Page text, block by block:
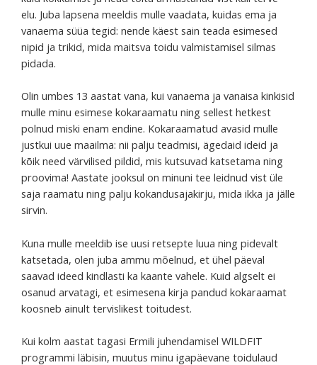
elu. Juba lapsena meeldis mulle vaadata, kuidas ema ja
vanaema süüa tegid: nende käest sain teada esimesed
nipid ja trikid, mida maitsva toidu valmistamisel silmas
pidada.
Olin umbes 13 aastat vana, kui vanaema ja vanaisa kinkisid
mulle minu esimese kokaraamatu ning sellest hetkest
polnud miski enam endine. Kokaraamatud avasid mulle
justkui uue maailma: nii palju teadmisi, ägedaid ideid ja
kõik need värvilised pildid, mis kutsuvad katsetama ning
proovima! Aastate jooksul on minuni tee leidnud vist üle
saja raamatu ning palju kokandusajakirju, mida ikka ja jälle
sirvin.
Kuna mulle meeldib ise uusi retsepte luua ning pidevalt
katsetada, olen juba ammu mõelnud, et ühel päeval
saavad ideed kindlasti ka kaante vahele. Kuid algselt ei
osanud arvatagi, et esimesena kirja pandud kokaraamat
koosneb ainult tervislikest toitudest.
Kui kolm aastat tagasi Ermili juhendamisel WILDFIT
programmi läbisin, muutus minu igapäevane toidulaud